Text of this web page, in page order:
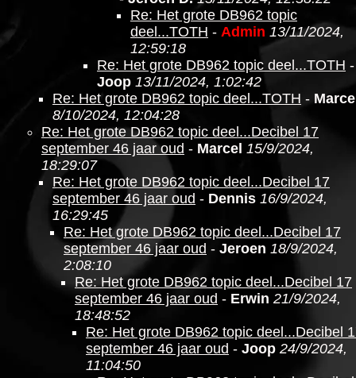
Re: Het grote DB962 topic
deel...TOTH - Admin 13/11/2024,
12:59:18
Re: Het grote DB962 topic deel...TOTH -
Joop 13/11/2024, 1:02:42
Re: Het grote DB962 topic deel...TOTH -
8/10/2024, 12:04:28
Re: Het grote DB962 topic deel...Decibel 17
september 46 jaar oud - Marcel 15/9/2024,
18:29:07
Re: Het grote DB962 topic deel...Decibel 17
september 46 jaar oud - Dennis 16/9/2024,
16:29:45
Re: Het grote DB962 topic deel...Decibel 17
september 46 jaar oud - Jeroen 18/9/2024,
2:08:10
Re: Het grote DB962 topic deel...Decibel 17
september 46 jaar oud - Erwin 21/9/2024,
18:48:52
Re: Het grote DB962 topic deel...Decibel
september 46 jaar oud - Joop 24/9/2024,
11:04:50